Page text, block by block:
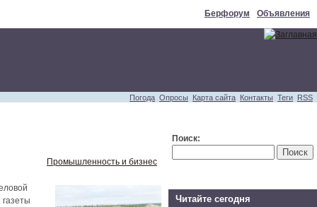
Берфорум Объявления
Погода Опросы Карта сайта Контакты Теги RSS
Промышленность и бизнес
Поиск:
Читайте сегодня